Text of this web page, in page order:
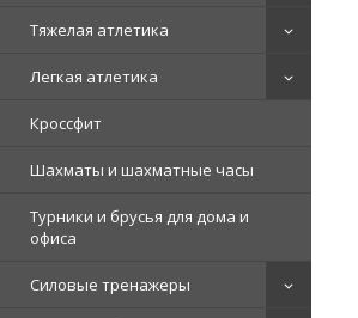
Тяжелая атлетика
Легкая атлетика
Кроссфит
Шахматы и шахматные часы
Турники и брусья для дома и
офиса
Силовые тренажеры